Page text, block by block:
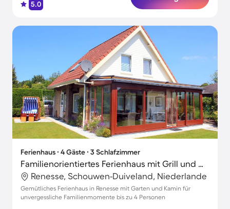
5.0
Ferienhaus ∙ 4 Gäste ∙ 3 Schlafzimmer
Familienorientiertes Ferienhaus mit Grill und Garten | Naturblick
Renesse, Schouwen-Duiveland, Niederlande
Gemütliches Ferienhaus in Renesse mit Garten und Kamin für
unvergessliche Familienmomente bis zu 4 Personen